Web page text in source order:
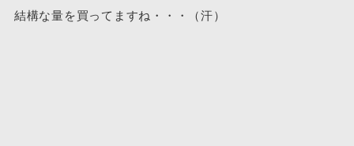
結構な量を買ってますね・・・（汗）